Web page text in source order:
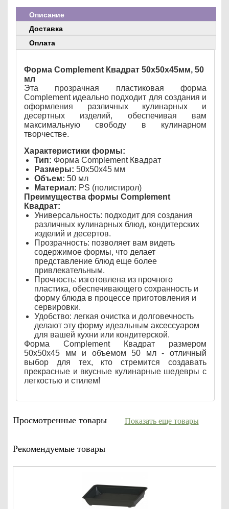
Описание
Доставка
Оплата
Форма Complement Квадрат 50х50х45мм, 50
мл
Эта прозрачная пластиковая форма
Complement идеально подходит для создания и
оформления различных кулинарных и
десертных изделий, обеспечивая вам
максимальную свободу в кулинарном
творчестве.
Характеристики формы:
Тип: Форма Complement Квадрат
Размеры: 50х50х45 мм
Объем: 50 мл
Материал: PS (полистирол)
Преимущества формы Complement
Квадрат:
Универсальность: подходит для создания
различных кулинарных блюд, кондитерских
изделий и десертов.
Прозрачность: позволяет вам видеть
содержимое формы, что делает
представление блюд еще более
привлекательным.
Прочность: изготовлена из прочного
пластика, обеспечивающего сохранность и
форму блюда в процессе приготовления и
сервировки.
Удобство: легкая очистка и долговечность
делают эту форму идеальным аксессуаром
для вашей кухни или кондитерской.
Форма Complement Квадрат размером
50х50х45 мм и объемом 50 мл - отличный
выбор для тех, кто стремится создавать
прекрасные и вкусные кулинарные шедевры с
легкостью и стилем!
Просмотренные товары
Рекомендуемые товары
Показать еще товары